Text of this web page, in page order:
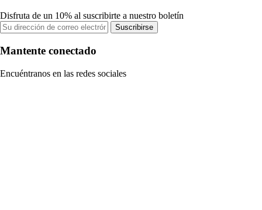
Disfruta de un 10% al suscribirte a nuestro boletín
Suscribirse
Mantente conectado
Encuéntranos en las redes sociales